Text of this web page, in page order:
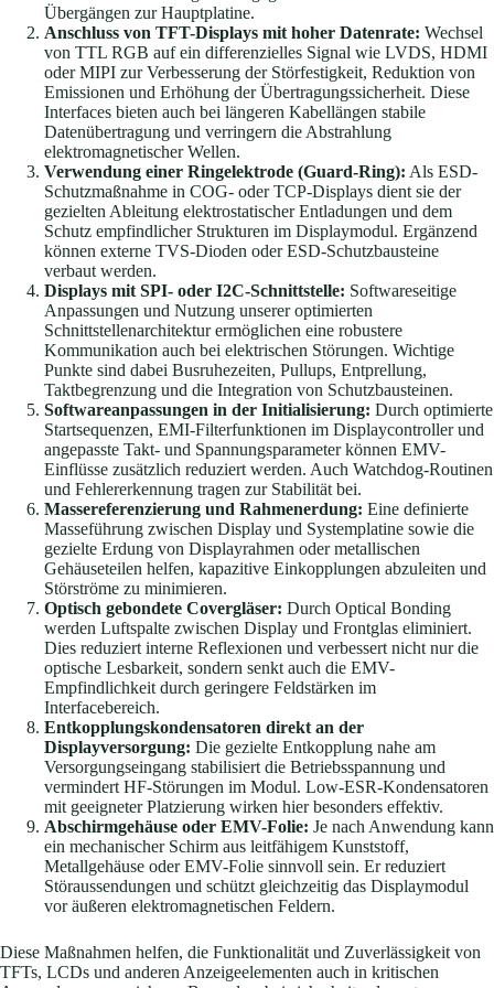
Übergängen zur Hauptplatine.
Anschluss von TFT-Displays mit hoher Datenrate: Wechsel
von TTL RGB auf ein differenzielles Signal wie LVDS, HDMI
oder MIPI zur Verbesserung der Störfestigkeit, Reduktion von
Emissionen und Erhöhung der Übertragungssicherheit. Diese
Interfaces bieten auch bei längeren Kabellängen stabile
Datenübertragung und verringern die Abstrahlung
elektromagnetischer Wellen.
Verwendung einer Ringelektrode (Guard-Ring): Als ESD-
Schutzmaßnahme in COG- oder TCP-Displays dient sie der
gezielten Ableitung elektrostatischer Entladungen und dem
Schutz empfindlicher Strukturen im Displaymodul. Ergänzend
können externe TVS-Dioden oder ESD-Schutzbausteine
verbaut werden.
Displays mit SPI- oder I2C-Schnittstelle: Softwareseitige
Anpassungen und Nutzung unserer optimierten
Schnittstellenarchitektur ermöglichen eine robustere
Kommunikation auch bei elektrischen Störungen. Wichtige
Punkte sind dabei Busruhezeiten, Pullups, Entprellung,
Taktbegrenzung und die Integration von Schutzbausteinen.
Softwareanpassungen in der Initialisierung: Durch optimierte
Startsequenzen, EMI-Filterfunktionen im Displaycontroller und
angepasste Takt- und Spannungsparameter können EMV-
Einflüsse zusätzlich reduziert werden. Auch Watchdog-Routinen
und Fehlererkennung tragen zur Stabilität bei.
Massereferenzierung und Rahmenerdung: Eine definierte
Masseführung zwischen Display und Systemplatine sowie die
gezielte Erdung von Displayrahmen oder metallischen
Gehäuseteilen helfen, kapazitive Einkopplungen abzuleiten und
Störströme zu minimieren.
Optisch gebondete Covergläser: Durch Optical Bonding
werden Luftspalte zwischen Display und Frontglas eliminiert.
Dies reduziert interne Reflexionen und verbessert nicht nur die
optische Lesbarkeit, sondern senkt auch die EMV-
Empfindlichkeit durch geringere Feldstärken im
Interfacebereich.
Entkopplungskondensatoren direkt an der
Displayversorgung: Die gezielte Entkopplung nahe am
Versorgungseingang stabilisiert die Betriebsspannung und
vermindert HF-Störungen im Modul. Low-ESR-Kondensatoren
mit geeigneter Platzierung wirken hier besonders effektiv.
Abschirmgehäuse oder EMV-Folie: Je nach Anwendung kann
ein mechanischer Schirm aus leitfähigem Kunststoff,
Metallgehäuse oder EMV-Folie sinnvoll sein. Er reduziert
Störaussendungen und schützt gleichzeitig das Displaymodul
vor äußeren elektromagnetischen Feldern.
Diese Maßnahmen helfen, die Funktionalität und Zuverlässigkeit von
TFTs, LCDs und anderen Anzeigeelementen auch in kritischen